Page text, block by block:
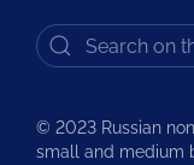
© 2023 Russian
small and medium